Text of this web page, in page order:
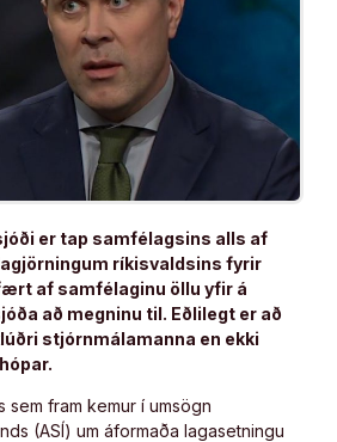
er tap samfélagsins alls af
ríkisvaldsins fyrir
af samfélaginu öllu yfir á
að megninu til. Eðlilegt er að
stjórnmálamanna en ekki
sem fram kemur í umsögn
(ASÍ) um áformaða lagasetningu